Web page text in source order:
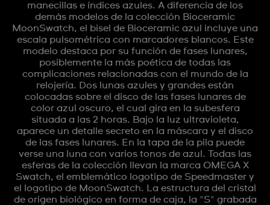
manecillas e índices azules. A diferencia de los
demás modelos de la colección Bioceramic
MoonSwatch, el bisel de Bioceramic azul incluye una
escala pulsométrica con marcadores blancos. Este
modelo destaca por su función de fases lunares,
posiblemente la más poética de todas las
complicaciones relacionadas con el mundo de la
relojería. Dos lunas azules y grandes están
colocadas sobre el disco de las fases lunares de
color azul oscuro, el cual gira en la subesfera
situada a las 2 horas. Bajo la luz ultravioleta,
aparece un detalle secreto en la máscara y el disco
de las fases lunares. En la tapa de la pila puede
verse una luna con varios tonos de azul. Todas las
esferas de la colección llevan la marca OMEGA X
Swatch, el emblemático logotipo de Speedmaster y
el logotipo de MoonSwatch. La estructura del cristal
de origen biológico en forma de caja, la "S" grabada